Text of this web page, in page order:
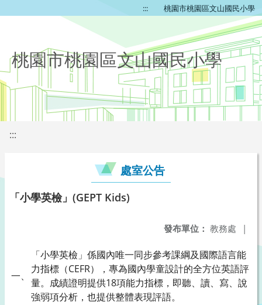
::: 桃園市桃園區文山國民小學
桃園市桃園區文山國民小學
:::
處室公告
「小學英檢」(GEPT Kids)
發布單位： 教務處 |
一、
「小學英檢」係國內唯一同步參考課綱及國際語言能
力指標（CEFR），專為國內學童設計的全方位英語評
量。成績證明提供18項能力指標，即聽、讀、寫、說
強弱項分析，也提供整體表現評語。